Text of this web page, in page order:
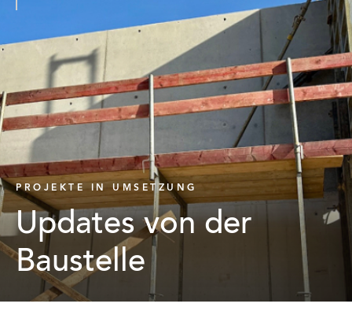
PROJEKTE IN UMSETZUNG
Updates von der
Baustelle